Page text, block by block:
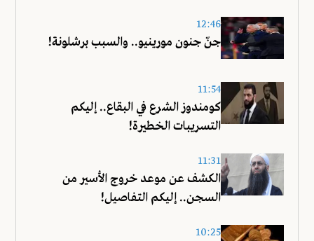
12:46
جنّ جنون مورينيو.. والسبب برشلونة!
11:54
كومندوز الشرع في البقاع.. إليكم
التسريبات الخطيرة!
11:31
الكشف عن موعد خروج الأسير من
السجن.. إليكم التفاصيل!
10:25